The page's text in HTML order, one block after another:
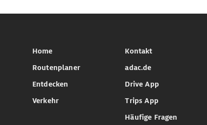
Home
Routenplaner
Entdecken
Verkehr
Kontakt
adac.de
Drive App
Trips App
Häufige Fragen